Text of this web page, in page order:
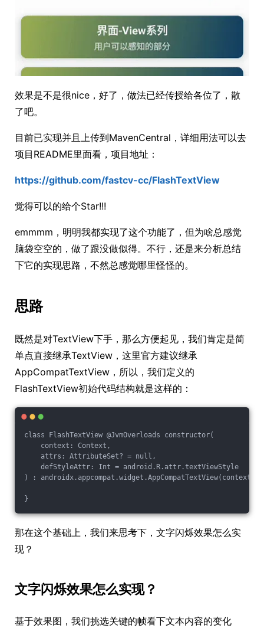
效果是不是很nice，好了，做法已经传授给各位了，散
了吧。
目前已实现并且上传到MavenCentral，详细用法可以去
项目README里面看，项目地址：
https://github.com/fastcv-cc/FlashTextView
觉得可以的给个Star!!!
emmmm，明明我都实现了这个功能了，但为啥总感觉
脑袋空空的，做了跟没做似得。不行，还是来分析总结
下它的实现思路，不然总感觉哪里怪怪的。
思路
既然是对TextView下手，那么方便起见，我们肯定是简
单点直接继承TextView，这里官方建议继承
AppCompatTextView，所以，我们定义的
FlashTextView初始代码结构就是这样的：
class FlashTextView @JvmOverloads constructor(
    context: Context,
    attrs: AttributeSet? = null,
    defStyleAttr: Int = android.R.attr.textViewStyle
) :
那在这个基础上，我们来思考下，文字闪烁效果怎么实
现？
文字闪烁效果怎么实现？
基于效果图，我们挑选关键的帧看下文本内容的变化